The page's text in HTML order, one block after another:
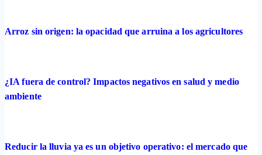
Arroz sin origen: la opacidad que arruina a los agricultores
¿IA fuera de control? Impactos negativos en salud y medio
ambiente
Reducir la lluvia ya es un objetivo operativo: el mercado que